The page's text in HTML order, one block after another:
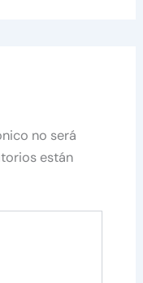
no será
están